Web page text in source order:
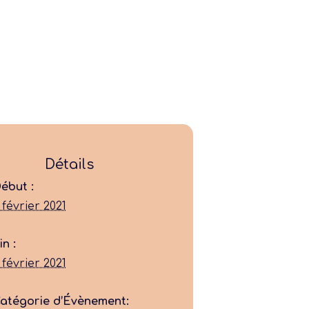
Former
Détails
:
février 2021
:
février 2021
d’Évènement: